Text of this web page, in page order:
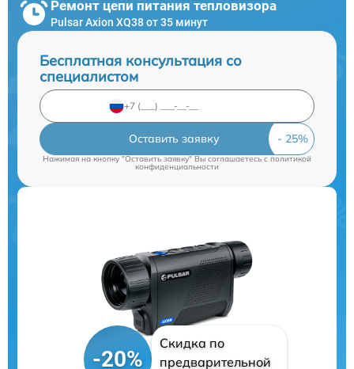
Ремонт цепи питания тепловизора
Pulsar Axion XQ38 от 35 минут
Бесплатная консультация со
специалистом
Оставить заявку
Нажимая на кнопку "Оставить заявку" Вы соглашаетесь cполитикой
конфиденциальности
-20%
Скидка по
предварительной